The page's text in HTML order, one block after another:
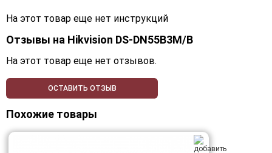
На этот товар еще нет инструкций
Отзывы на Hikvision DS-DN55B3M/B
На этот товар еще нет отзывов.
ОСТАВИТЬ ОТЗЫВ
Похожие товары